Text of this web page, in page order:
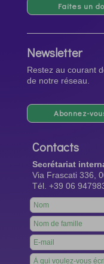
Faites un
Newsletter
Restez au courant
de notre réseau.
Abonnez-
Contacts
Secrétariat
Via Frascati 336,
Tél. +39 06
Leave
this
field
blank